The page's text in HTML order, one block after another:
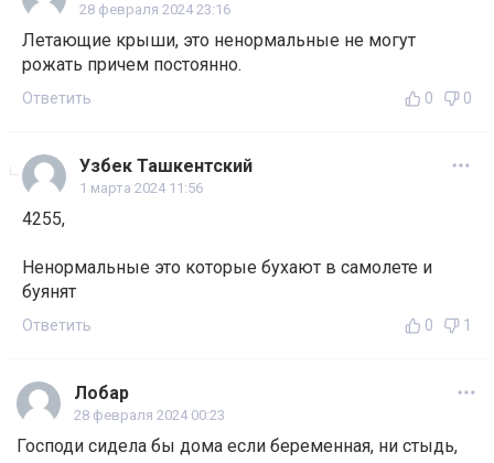
28 февраля 2024 23:16
Летающие крыши, это ненормальные не могут
рожать причем постоянно.
Ответить 0 0
Узбек Ташкентский
1 марта 2024 11:56
4255,
Ненормальные это которые бухают в самолете и
буянят
Ответить 0 1
Лобар
28 февраля 2024 00:23
Господи сидела бы дома если беременная, ни стыдь,